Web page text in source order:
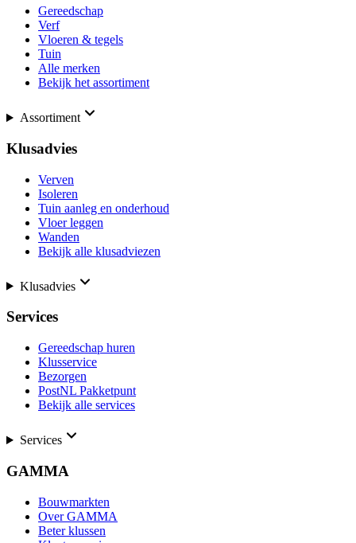
Gereedschap
Verf
Vloeren & tegels
Tuin
Alle merken
Bekijk het assortiment
Assortiment
Klusadvies
Verven
Isoleren
Tuin aanleg en onderhoud
Vloer leggen
Wanden
Bekijk alle klusadviezen
Klusadvies
Services
Gereedschap huren
Klusservice
Bezorgen
PostNL Pakketpunt
Bekijk alle services
Services
GAMMA
Bouwmarkten
Over GAMMA
Beter klussen